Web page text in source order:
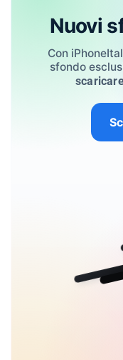
Nuovi
Con
sfondo